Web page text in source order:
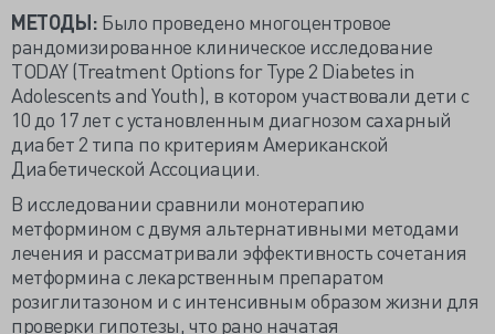
МЕТОДЫ: Было проведено многоцентровое
рандомизированное клиническое исследование
TODAY (Treatment Options for Type 2 Diabetes in
Adolescents and Youth), в котором участвовали дети с
10 до 17 лет с установленным диагнозом сахарный
диабет 2 типа по критериям Американской
Диабетической Ассоциации.
В исследовании сравнили монотерапию
метформином с двумя альтернативными методами
лечения и рассматривали эффективность сочетания
метформина с лекарственным препаратом
розиглитазоном и с интенсивным образом жизни для
проверки гипотезы, что рано начатая